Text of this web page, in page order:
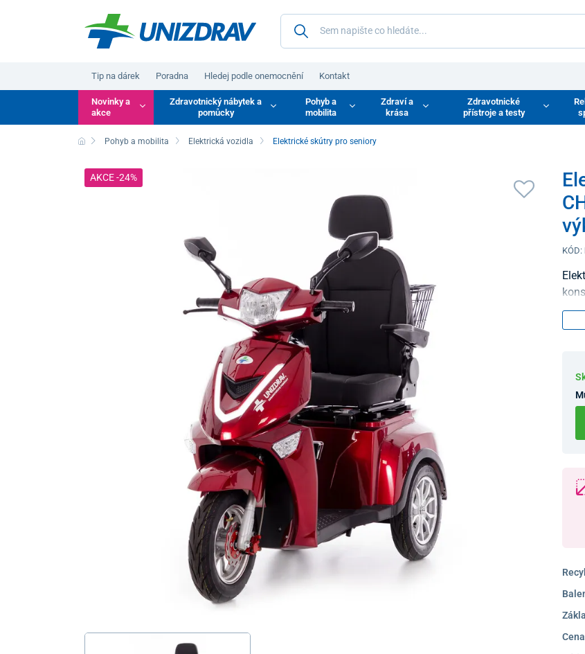
Tip na dárek Poradna Hledej podle onemocnění Kontakt
Novinky a
akce
Zdravotnický nábytek a
pomůcky
Pohyb a
mobilita
Zdraví a
krása
Zdravotnické
přístroje a testy
Pohyb a mobilita Elektrická vozidla Elektrické skútry pro seniory
KÓD:
AKCE -24%